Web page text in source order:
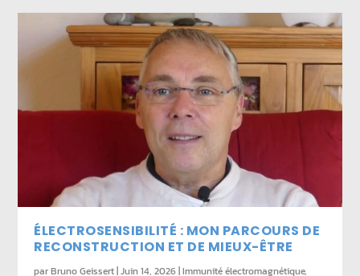
ÉLECTROSENSIBILITÉ : MON PARCOURS DE
RECONSTRUCTION ET DE MIEUX-ÊTRE
parBruno Geissert|Juin 14, 2026|Immunité électromagnétique,